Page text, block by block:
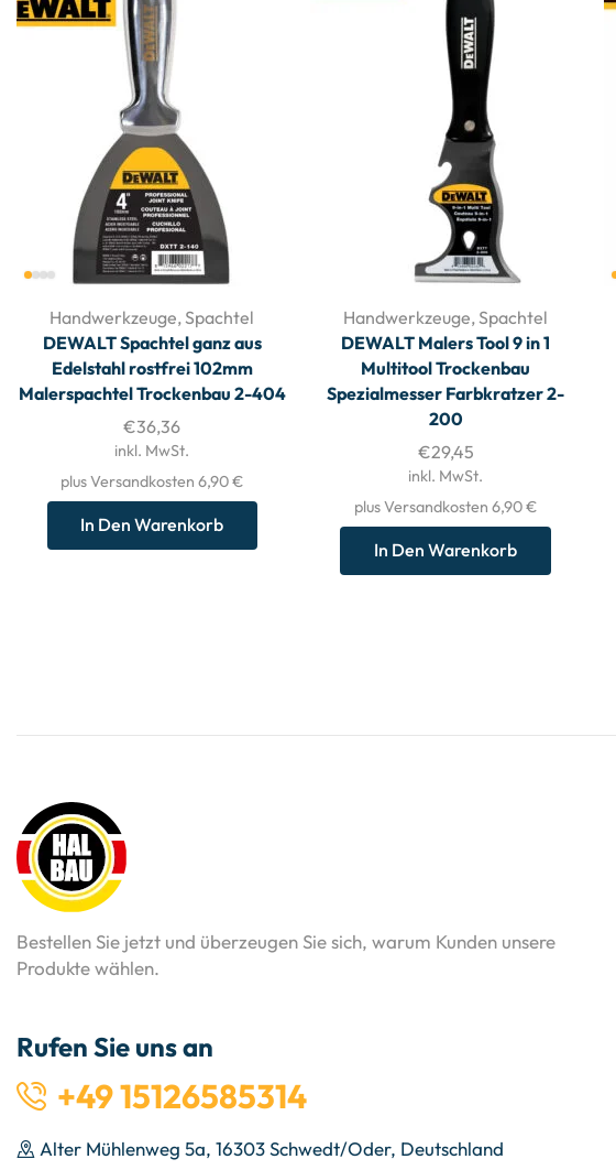
Handwerkzeuge,Spachtel
DEWALT Spachtel ganz aus
Edelstahl rostfrei 102mm
Malerspachtel Trockenbau 2-404
€36,36
inkl. MwSt.
plus Versandkosten 6,90 €
In Den Warenkorb
Handwerkzeuge,Spachtel
DEWALT Malers Tool 9 in 1
Multitool Trockenbau
Spezialmesser Farbkratzer 2-
200
€29,45
inkl. MwSt.
plus Versandkosten 6,90 €
In Den Warenkorb
Bestellen Sie jetzt und überzeugen Sie sich, warum Kunden unsere
Produkte wählen.
Rufen Sie uns an
+49 15126585314
Alter Mühlenweg 5a, 16303 Schwedt/Oder, Deutschland